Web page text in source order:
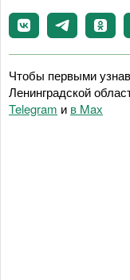
Чтобы первыми
Ленинградской
Telegram и в Maх